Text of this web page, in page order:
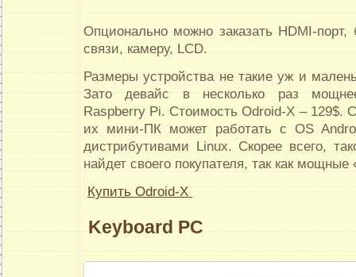
Опционально можно заказать HDMI-
связи, камеру, LCD.
Размеры устройства не такие уж и
Зато девайс в несколько раз
Raspberry Pi. Стоимость Odroid-X – 129$.
их мини-ПК может работать с OS
дистрибутивами Linux. Скорее всего,
найдет своего покупателя, так как
Купить Odroid-X
Keyboard PC